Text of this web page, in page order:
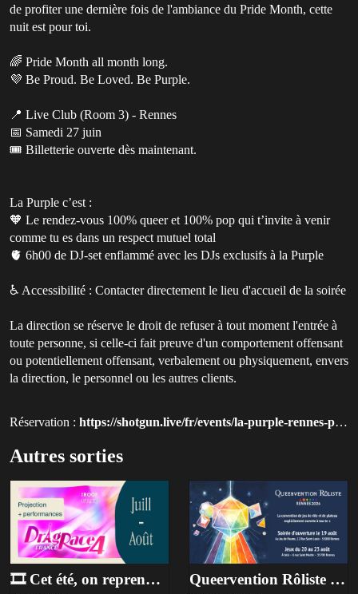
de profiter une dernière fois de l'ambiance du Pride Month, cette
nuit est pour toi.
🌈 Pride Month all month long.
💜 Be Proud. Be Loved. Be Purple.
📍 Live Club (Room 3) - Rennes
📅 Samedi 27 juin
🎟️ Billetterie ouverte dès maintenant.
La Purple c’est :
🧡 Le rendez-vous 100% queer et 100% pop qui t’invite à venir
comme tu es dans un respect mutuel total
🫀 6h00 de DJ-set enflammé avec les DJs exclusifs à la Purple
♿ Accessibilité : Contacter directement le lieu d'accueil de la soirée
La direction se réserve le droit de refuser à tout moment l'entrée à
toute personne, si celle-ci fait preuve d'un comportement offensant
ou potentiellement offensant, verbalement ou physiquement, envers
la direction, le personnel ou les autres clients.
Réservation : https://shotgun.live/fr/events/la-purple-rennes-pride?utm_source=queer-paris
Autres sorties
🎞️ Cet été, on reprend les projections de Drag Race France à l'Hôtel Dieu ⭐ Queervention Rôliste Rennes 2026